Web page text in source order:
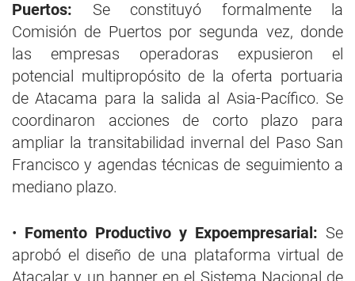
Puertos: Se constituyó formalmente la
Comisión de Puertos por segunda vez, donde
las empresas operadoras expusieron el
potencial multipropósito de la oferta portuaria
de Atacama para la salida al Asia-Pacífico. Se
coordinaron acciones de corto plazo para
ampliar la transitabilidad invernal del Paso San
Francisco y agendas técnicas de seguimiento a
mediano plazo.
• Fomento Productivo y Expoempresarial: Se
aprobó el diseño de una plataforma virtual de